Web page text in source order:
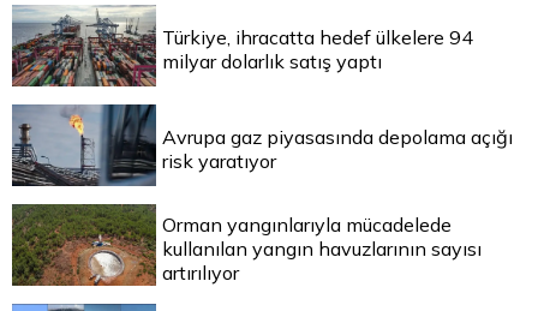
Türkiye, ihracatta hedef ülkelere 94
milyar dolarlık satış yaptı
Avrupa gaz piyasasında depolama açığı
risk yaratıyor
Orman yangınlarıyla mücadelede
kullanılan yangın havuzlarının sayısı
artırılıyor